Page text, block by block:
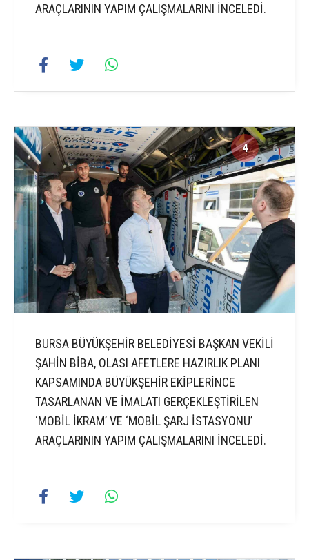
ARAÇLARININ YAPIM ÇALIŞMALARINI İNCELEDİ.
4 6
BURSA BÜYÜKŞEHİR BELEDİYESİ BAŞKAN VEKİLİ
ŞAHİN BİBA, OLASI AFETLERE HAZIRLIK PLANI
KAPSAMINDA BÜYÜKŞEHİR EKİPLERİNCE
TASARLANAN VE İMALATI GERÇEKLEŞTİRİLEN
‘MOBİL İKRAM’ VE ‘MOBİL ŞARJ İSTASYONU’
ARAÇLARININ YAPIM ÇALIŞMALARINI İNCELEDİ.